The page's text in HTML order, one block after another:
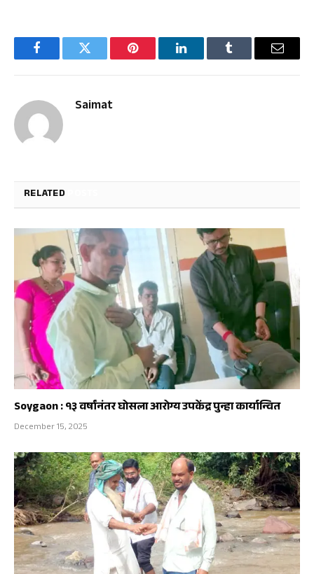
FacebookTwitter Pinterest LinkedInTumblr Email
Saimat
RELATED
Soygaon : १३ वर्षांनंतर घोसला आरोग्य उपकेंद्र पुन्हा कार्यान्वित
December 15, 2025